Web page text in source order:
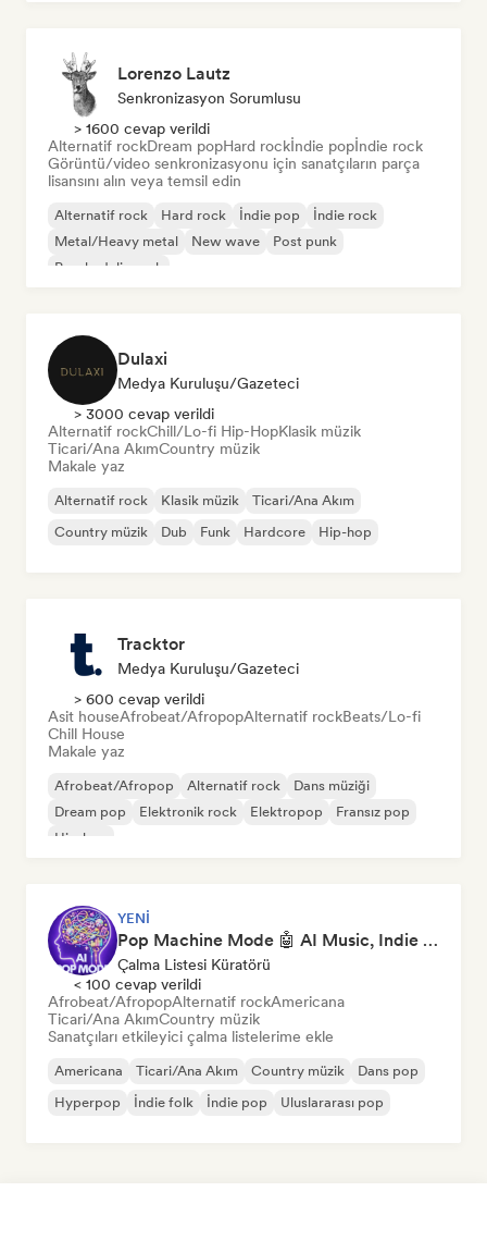
Lorenzo Lautz
Senkronizasyon Sorumlusu
> 1600 cevap verildi
Alternatif rockDream popHard rockİndie popİndie rock
Görüntü/video senkronizasyonu için sanatçıların parça
lisansını alın veya temsil edin
Alternatif rock Hard rock İndie pop
İndie rock
Metal/Heavy metal
New wave
Post punk
Psychedelic rock
Dulaxi
Medya Kuruluşu/Gazeteci
> 3000 cevap verildi
Alternatif rockChill/Lo-fi Hip-HopKlasik müzik
Ticari/Ana AkımCountry müzik
Makale yaz
Alternatif rock Klasik müzik
Ticari/Ana Akım
Country müzik
Dub Funk Hardcore Hip-hop
Tracktor
Medya Kuruluşu/Gazeteci
> 600 cevap verildi
Asit houseAfrobeat/AfropopAlternatif rockBeats/Lo-fi
Chill House
Makale yaz
Afrobeat/Afropop Alternatif rock
Dans müziği
Dream pop
Elektronik rock Elektropop
Fransız pop
Hip-hop
YENI
Pop Machine Mode 🤖 AI Music, Indie Pop & Dream Pop
Çalma Listesi Küratörü
< 100 cevap verildi
Afrobeat/AfropopAlternatif rockAmericana
Ticari/Ana AkımCountry müzik
Sanatçıları etkileyici çalma listelerime ekle
Americana Ticari/Ana Akım Country müzik
Dans pop
Hyperpop
İndie folk İndie pop Uluslararası pop